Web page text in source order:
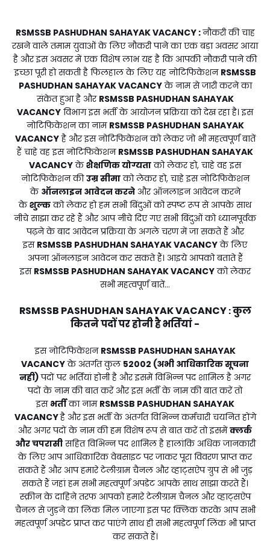
RSMSSB PASHUDHAN SAHAYAK VACANCY :नौकरी की चाह
रखने वाले तमाम युवाओं के लिए नौकरी पाने का एक बड़ा अवसर आया
है और इस अवसर में एक विशेष लाभ यह है कि आपकी नौकरी पाने की
इच्छा पूरी हो सकती है फिलहाल के लिए यह नोटिफिकेशन RSMSSB
PASHUDHAN SAHAYAK VACANCYके नाम से जारी करने का
संकेत हुआ है और RSMSSB PASHUDHAN SAHAYAK
VACANCY विभाग इस भर्ती के आयोजन प्रक्रिया को देख रहा है। इस
नोटिफिकेशन का नाम RSMSSB PASHUDHAN SAHAYAK
VACANCYहै और इस नोटिफिकेशन को लेकर जो भी महत्वपूर्ण बातें
हैं चाहे वह इस नोटिफिकेशन RSMSSB PASHUDHAN SAHAYAK
VACANCYकेशैक्षणिक योग्यताको लेकर हो, चाहे वह इस
नोटिफिकेशन कीउम्र सीमाको लेकर हो, चाहे इस नोटिफिकेशन
के ऑनलाइन आवेदन करनेऔर ऑनलाइन आवेदन करने
केशुल्कको लेकर हो हम सभी बिंदुओं को स्पष्ट रूप से आपके साथ
नीचे साझा कर रहे हैं और आप नीचे दिए गए सभी बिंदुओं को ध्यानपूर्वक
पढ़ने के बाद आवेदन प्रक्रिया के अगले चरण में जा सकते हैं और
इस RSMSSB PASHUDHAN SAHAYAK VACANCYके लिए
अपना ऑनलाइन आवेदन कर सकते हैं। आइये आपको बताते हैं
इस RSMSSB PASHUDHAN SAHAYAK VACANCYको लेकर
सभी महत्वपूर्ण बातें...
RSMSSB PASHUDHAN SAHAYAK VACANCY :कुल
कितने पदों पर होनी है भर्तियां -
इस नोटिफिकेशन RSMSSB PASHUDHAN SAHAYAK
VACANCYके अंतर्गत कुल 52002 (अभी आधिकारिक सूचना
नही)पदों पर भर्तियां होनी है और इसमें विभिन्न पद शामिल है अगर
पदों के नाम की बात करें और इस भर्ती के नाम की बात करें तो
इस भर्तीका नाम RSMSSB PASHUDHAN SAHAYAK
VACANCYहै और इस भर्ती के अंतर्गत विभिन्न कर्मचारी चयनित होंगे
और अगर पदों के नाम की हम विशेष रूप से बात करें तो इसमेंक्लर्क
और चपरासीसहित विभिन्न पद शामिल है हालांकि अधिक जानकारी
के लिए आप आधिकारिक वेबसाइट पर जाकर पूरा विवरण प्राप्त कर
सकते हैं और आप हमारे टेलीग्राम चैनल और व्हाट्सऐप ग्रुप से भी जुड़
सकते हैं जहां हम सभी महत्वपूर्ण अपडेट आपके साथ साझा करते हैं।
स्क्रीन के दाहिने तरफ आपको हमारे टेलीग्राम चैनल और व्हाट्सऐप
चैनल से जुड़ने का लिंक मिल जाएगा इस पर क्लिक करके आप सभी
महत्वपूर्ण अपडेट प्राप्त कर पाएंगे साथ ही सभी महत्वपूर्ण लिंक भी प्राप्त
कर सकते हैं।